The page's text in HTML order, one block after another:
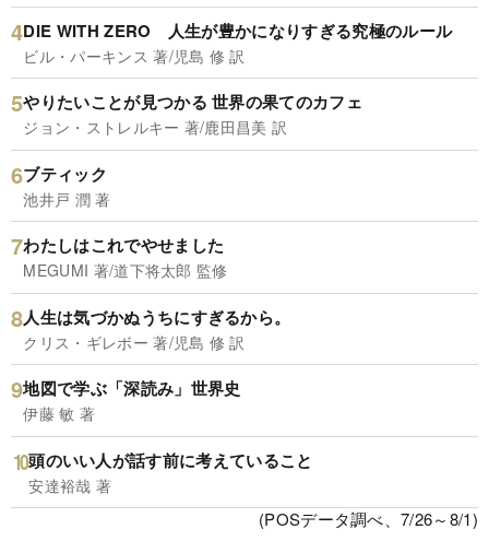
DIE WITH ZERO 人生が豊かになりすぎる究極のルール
ビル・パーキンス 著/児島 修 訳
やりたいことが見つかる 世界の果てのカフェ
ジョン・ストレルキー 著/鹿田昌美 訳
ブティック
池井戸 潤 著
わたしはこれでやせました
MEGUMI 著/道下将太郎 監修
人生は気づかぬうちにすぎるから。
クリス・ギレボー 著/児島 修 訳
地図で学ぶ「深読み」世界史
伊藤 敏 著
頭のいい人が話す前に考えていること
安達裕哉 著
(POSデータ調べ、7/26～8/1)